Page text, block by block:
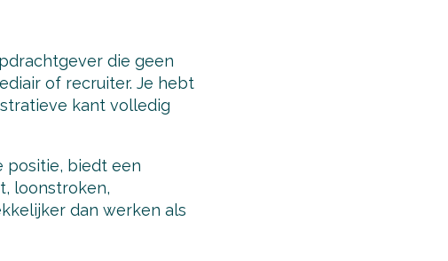
die geen
of recruiter. Je hebt
kant volledig
positie, biedt een
loonstroken,
dan werken als